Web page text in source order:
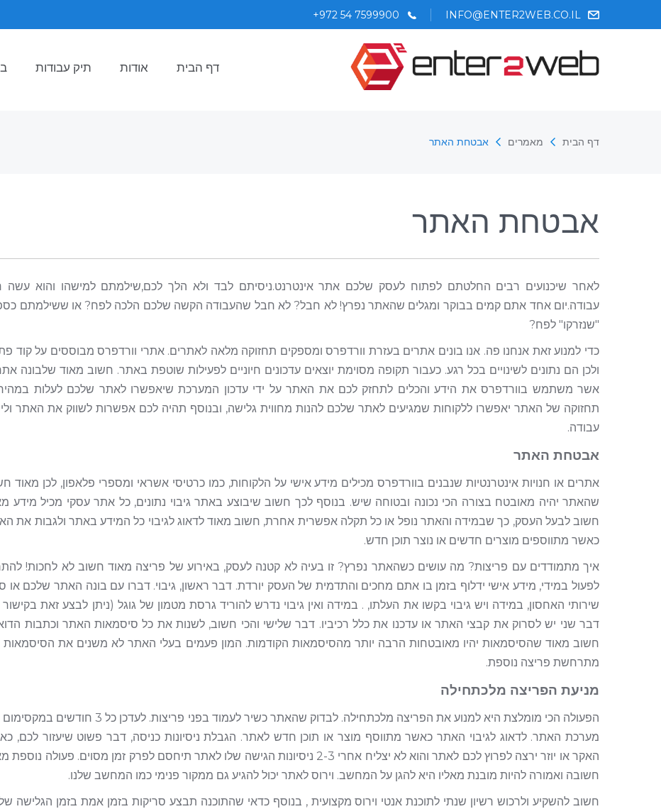
INFO@ENTER2WEB.CO.IL
+972 54 7599900
דף הבית אודות תיק עבודות
דף הבית מאמרים אבטחת האתר
אבטחת האתר
לאחר שיכנועים רבים החלטתם לפתוח לעסק שלכם אתר אינטרנט.ניסיתם לבד ולא הלך לכם,שילמתם למישהו והוא עשה
עבודה.יום אחד אתם קמים בבוקר ומגלים שהאתר נפרץ! לא חבל? לא חבל שהעבודה הקשה שלכם הלכה לפח? או ששילמתם
"שנזרקו" לפח?
כדי למנוע זאת אנחנו פה. אנו בונים אתרים בעזרת וורדפרס ומספקים תחזוקה מלאה לאתרים. אתרי וורדפרס מבוססים על קוד
ולכן הם נתונים לשינויים בכל רגע. כעבור תקופה מסוימת יוצאים עדכונים חיוניים לפעילות שוטפת באתר. חשוב מאוד שלבונה
אשר משתמש בוורדפרס את הידע והכלים לתחזק לכם את האתר על ידי עדכון המערכת שיאפשרו לאתר שלכם לעלות
תחזוקה של האתר יאפשרו ללקוחות שמגיעים לאתר שלכם להנות מחווית גלישה, ובנוסף תהיה לכם אפשרות לשווק את האתר
עבודה.
אבטחת האתר
אתרים או חנויות אינטרנטיות שנבנים בוורדפרס מכילים מידע אישי על הלקוחות, כמו כרטיסי אשראי ומספרי פלאפון, לכן מאוד
שהאתר יהיה מאובטח בצורה הכי נכונה ובטוחה שיש. בנוסף לכך חשוב שיבוצע באתר גיבוי נתונים, כל אתר עסקי מכיל מידע
חשוב לבעל העסק, כך שבמידה והאתר נופל או כל תקלה אפשרית אחרת, חשוב מאוד לדאוג לגיבוי כל המידע באתר ולגבות את
כאשר מתווספים מוצרים חדשים או נוצר תוכן חדש.
איך מתמודדים עם פריצות? מה עושים כשהאתר נפרץ? זו בעיה לא קטנה לעסק, באירוע של פריצה מאוד חשוב לא לחכות!
לפעול במידי, מידע אישי ידלוף בזמן בו אתם מחכים והתדמית של העסק יורדת. דבר ראשון, גיבוי. דברו עם בונה האתר שלכם או
שירותי האחסון, במידה ויש גיבוי בקשו את העלתו, . במידה ואין גיבוי נדרש להוריד גרסת מטמון של גוגל (ניתן לבצע זאת בקישור
דבר שני יש לסרוק את קבצי האתר או עדכנו את כלל רכיביו. דבר שלישי והכי חשוב, לשנות את כל סיסמאות האתר וכתבות
חשוב מאוד שהסיסמאות יהיו מאובטחות הרבה יותר מהסיסמאות הקודמות. המון פעמים בעלי האתר לא משנים את הסיסמאות
מתרחשת פריצה נוספת.
מניעת הפריצה מלכתחילה
הפעולה הכי מומלצת היא למנוע את הפריצה מלכתחילה. לבדוק שהאתר כשיר לעמוד בפני פריצות. לעדכן כל 3
מערכת האתר. לדאוג לגיבוי האתר כאשר מתווסף מוצר או תוכן חדש לאתר. הגבלת ניסיונות כניסה, דבר פשוט שיעזור לכם,
האקר או יוזר ירצה לפרוץ לכם לאתר והוא לא יצליח אחרי 2-3 ניסיונות הגישה שלו לאתר תיחסם לפרק זמן מסוים. פעולה
חשובה ואמורה להיות מובנת מאליו היא להגן על המחשב. וירוס לאתר יכול להגיע גם ממקור פנימי כמו המחשב שלנו.
חשוב להשקיע ולרכוש רשיון שנתי לתוכנת אנטי וירוס מקצועית , בנוסף כדאי שהתוכנה תבצע סריקות בזמן אמת בזמן הגלישה